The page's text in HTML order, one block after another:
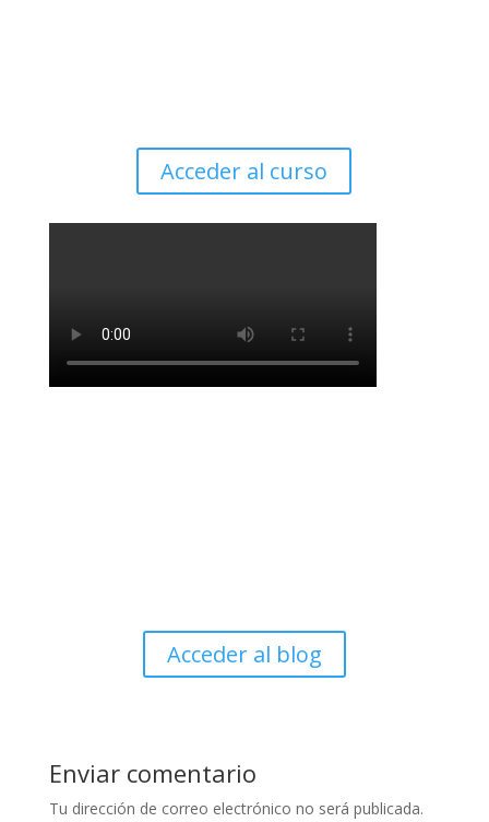
Acceder al curso
Acceder al blog
Enviar comentario
Tu dirección de correo electrónico no será publicada.